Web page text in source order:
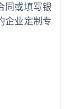
同或填写银
企业定制专